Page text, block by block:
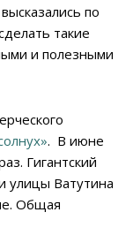
по
такие
и полезными
. В июне
Гигантский
улицы Ватутина
Общая